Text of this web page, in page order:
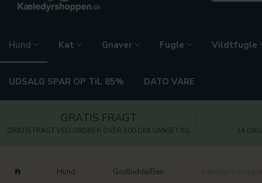
Hund Kat Gnaver Fugle Vildtfugle
UDSALG SPAR OP TiL 85% DATO VARE
GRATIS FRAGT
GRATIS FRAGT VED ORDRER OVER 500 DKK UANSET KG 14
Hund Godbidde/Ben